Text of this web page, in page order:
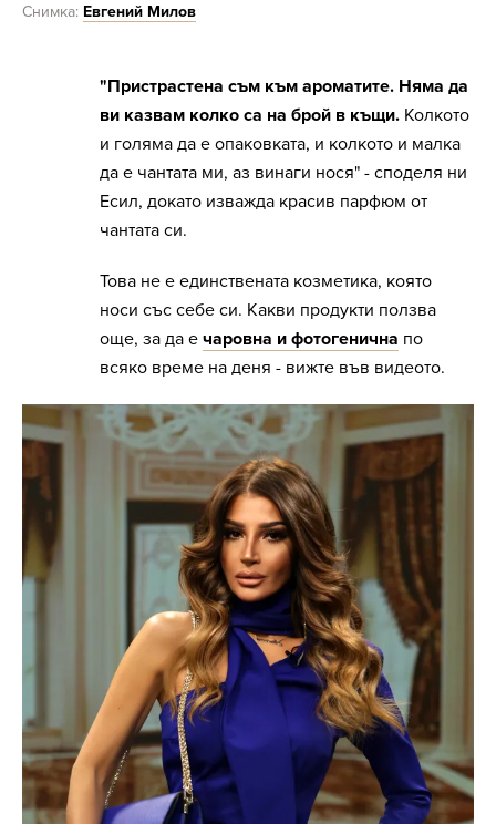
Снимка: Евгений Милов
"Пристрастена съм към ароматите. Няма да
ви казвам колко са на брой в къщи. Колкото
и голяма да е опаковката, и колкото и малка
да е чантата ми, аз винаги нося" - споделя ни
Есил, докато изважда красив парфюм от
чантата си.
Това не е единствената козметика, която
носи със себе си. Какви продукти ползва
още, за да е чаровна и фотогенична по
всяко време на деня - вижте във видеото.